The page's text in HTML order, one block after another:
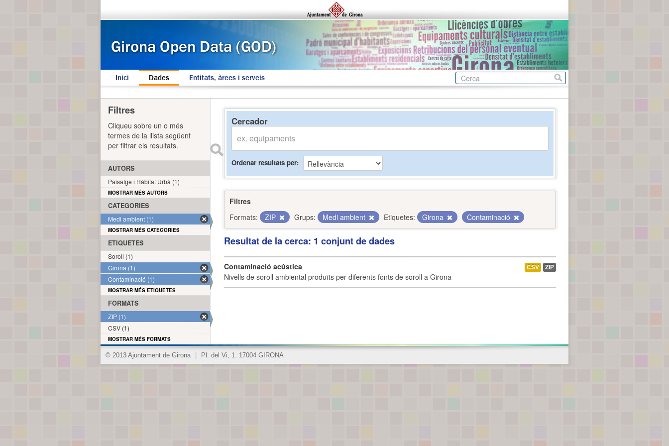
Inici Dades Entitats, àrees i serveis
Cercador
Ordenar resultats per
Filtres
Formats:
ZIP Grups: Medi ambient Etiquetes: Girona Contaminació
Resultat de la cerca: 1 conjunt de dades
Contaminació acústica
Nivells de soroll ambiental produïts per diferents fonts de soroll a Girona
CSV ZIP
Filtres
Cliqueu sobre un o més
termes de la llista següent
per filtrar els resultats.
AUTORS
Paisatge i Hàbitat Urbà (1)
MOSTRAR MÉS AUTORS
CATEGORIES
Medi ambient (1)
MOSTRAR MÉS CATEGORIES
ETIQUETES
Soroll (1)
Girona (1)
Contaminació (1)
MOSTRAR MÉS ETIQUETES
FORMATS
ZIP (1)
CSV (1)
MOSTRAR MÉS FORMATS
© 2013 Ajuntament de Girona Pl. del Vi, 1. 17004 GIRONA